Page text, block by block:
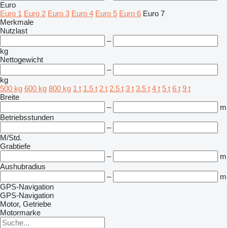
Euro
Euro 1 Euro 2 Euro 3 Euro 4 Euro 5 Euro 6 Euro 7
Merkmale
Nutzlast
–
kg
Nettogewicht
–
kg
500 kg 600 kg 800 kg 1 t 1.5 t 2 t 2.5 t 3 t 3.5 t 4 t 5 t 6 t 9 t
Breite
–
m
Betriebsstunden
–
M/Std.
Grabtiefe
–
m
Aushubradius
–
m
GPS-Navigation
GPS-Navigation
Motor, Getriebe
Motormarke